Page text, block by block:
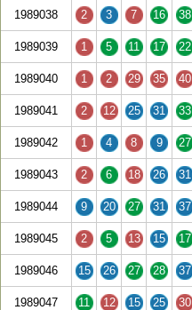
1989038 2 3 7 16 38
1989039 1 5 11 17 22
1989040 1 2 29 35 40
1989041 2 12 25 31 33
1989042 1 4 8 9 27
1989043 2 6 18 26 31
1989044 9 20 27 31 37
1989045 2 5 13 15 17
1989046 15 26 27 28 37
1989047 11 12 15 25 30